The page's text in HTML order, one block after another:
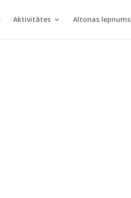
Aktivitātes Altonas lepnums